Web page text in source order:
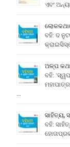
ଏବଂ
ବହି: ଦ
ଅଳ୍ପ
ବହି:
…
ସାହିତ୍ୟ,
ବହି: